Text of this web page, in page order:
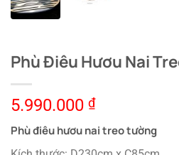
Phù Điêu Hươu Nai
5.990.000 ₫
Phù điêu hươu nai treo tường